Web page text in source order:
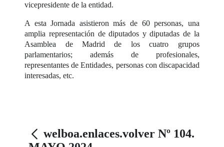
vicepresidente de la entidad.
A esta Jornada asistieron más de 60 personas, una
amplia representación de diputados y diputadas de la
Asamblea de Madrid de los cuatro grupos
parlamentarios; además de profesionales,
representantes de Entidades, personas con discapacidad
interesadas, etc.
welboa.enlaces.volver Nº 104.